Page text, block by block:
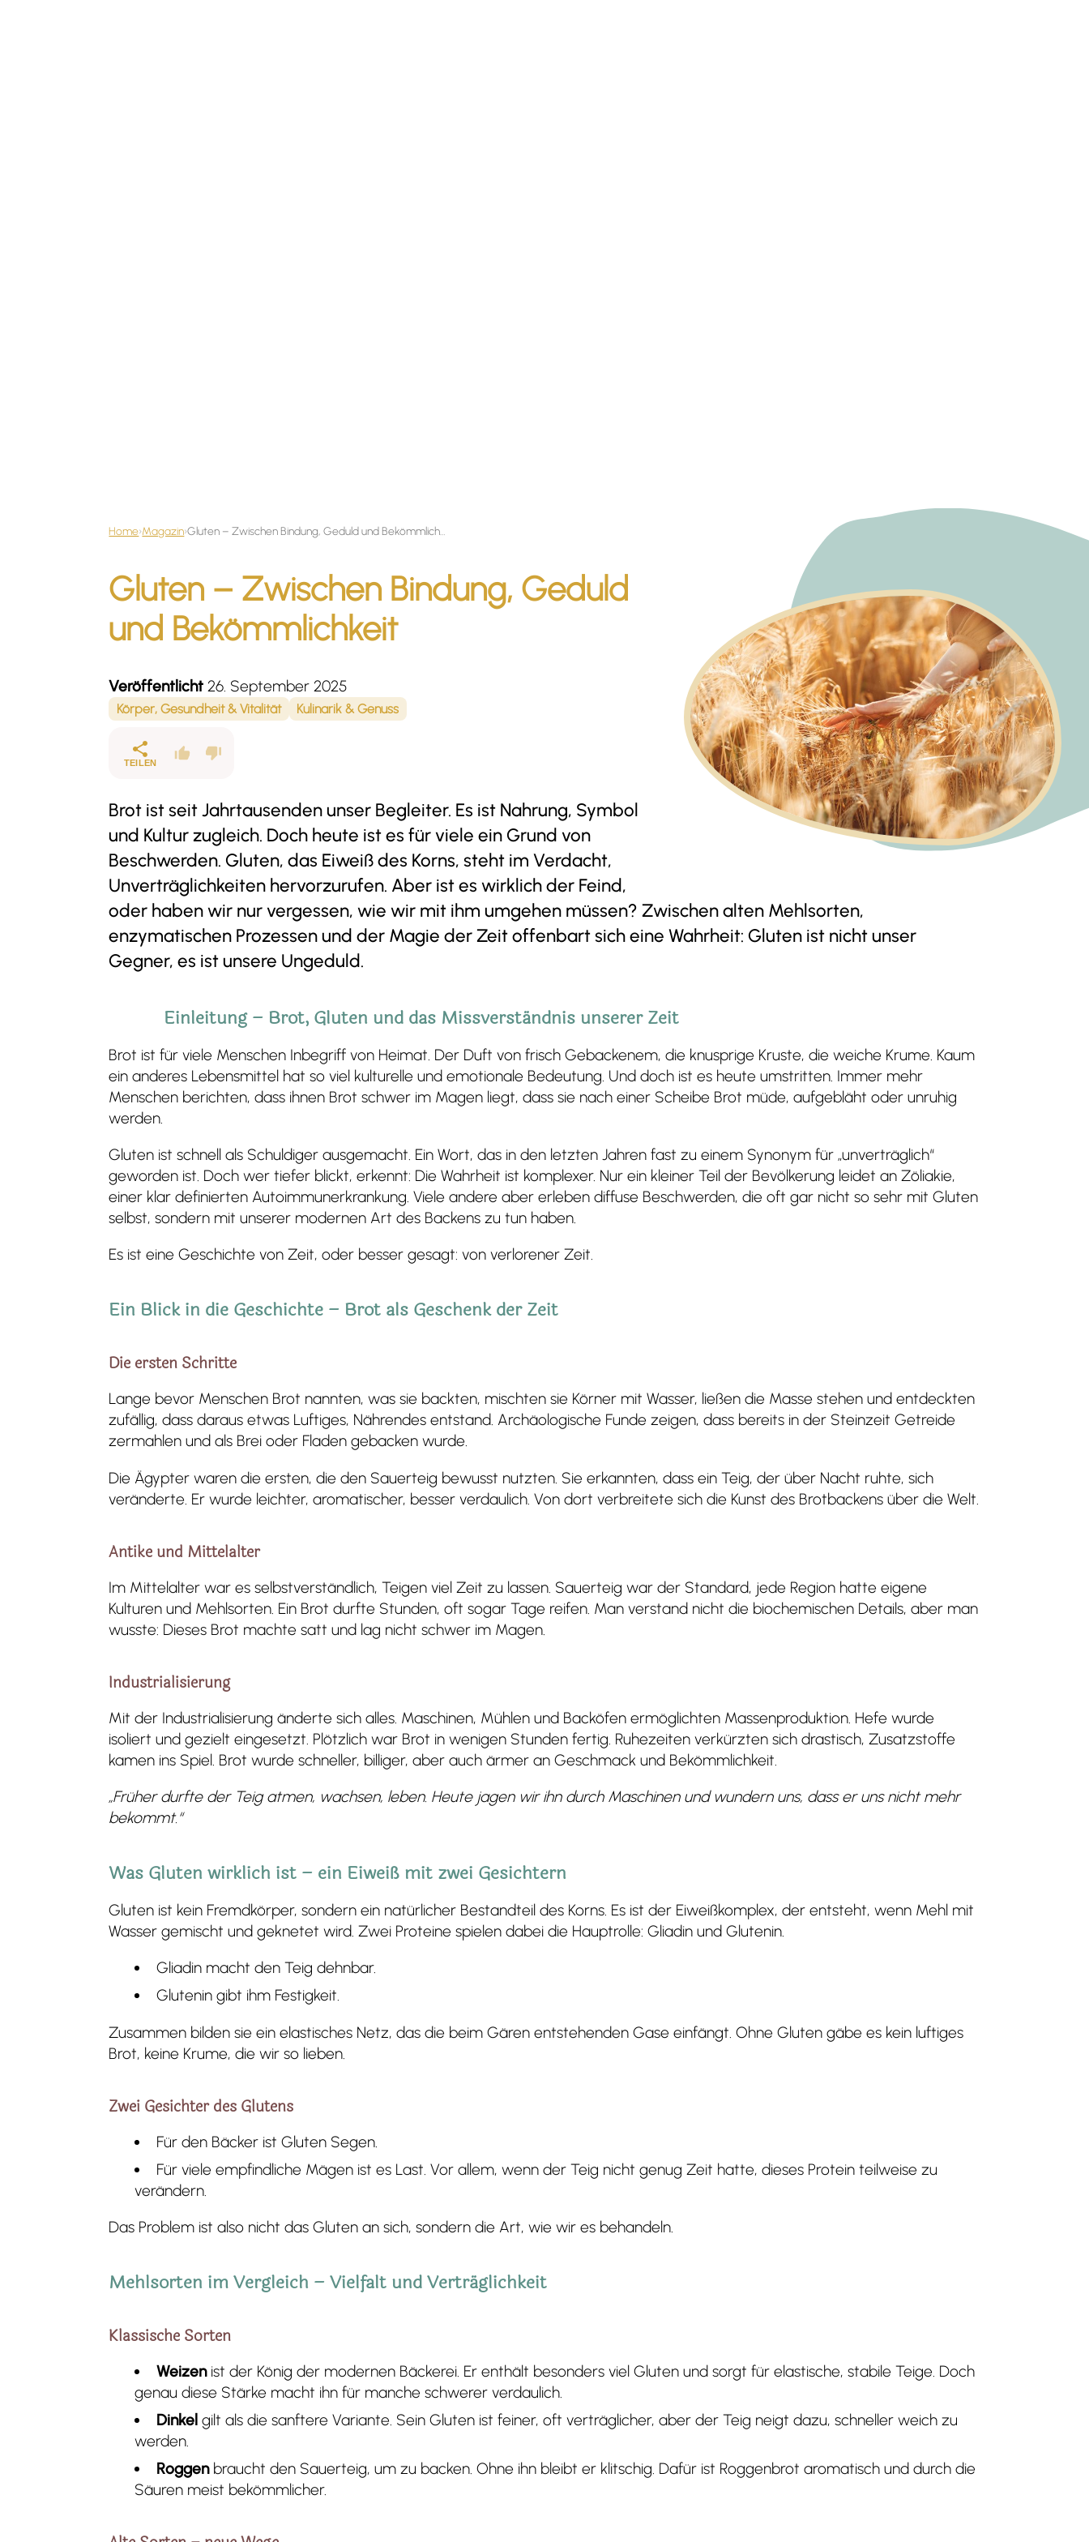
Home›Magazin›
Gluten – Zwischen Bindung, Geduld
und Bekömmlichkeit
Veröffentlicht 26. September 2025
Körper, Gesundheit & Vitalität Kulinarik & Genuss
TEILEN
Brot ist seit Jahrtausenden unser Begleiter. Es ist Nahrung, Symbol
und Kultur zugleich. Doch heute ist es für viele ein Grund von
Beschwerden. Gluten, das Eiweiß des Korns, steht im Verdacht,
Unverträglichkeiten hervorzurufen. Aber ist es wirklich der Feind,
oder haben wir nur vergessen, wie wir mit ihm umgehen müssen? Zwischen alten Mehlsorten,
enzymatischen Prozessen und der Magie der Zeit offenbart sich eine Wahrheit: Gluten ist nicht unser
Gegner, es ist unsere Ungeduld.
Einleitung – Brot, Gluten und das Missverständnis unserer Zeit
Brot ist für viele Menschen Inbegriff von Heimat. Der Duft von frisch Gebackenem, die knusprige Kruste, die weiche Krume. Kaum
ein anderes Lebensmittel hat so viel kulturelle und emotionale Bedeutung. Und doch ist es heute umstritten. Immer mehr
Menschen berichten, dass ihnen Brot schwer im Magen liegt, dass sie nach einer Scheibe Brot müde, aufgebläht oder unruhig
werden.
Gluten ist schnell als Schuldiger ausgemacht. Ein Wort, das in den letzten Jahren fast zu einem Synonym für „unverträglich“
geworden ist. Doch wer tiefer blickt, erkennt: Die Wahrheit ist komplexer. Nur ein kleiner Teil der Bevölkerung leidet an Zöliakie,
einer klar definierten Autoimmunerkrankung. Viele andere aber erleben diffuse Beschwerden, die oft gar nicht so sehr mit Gluten
selbst, sondern mit unserer modernen Art des Backens zu tun haben.
Es ist eine Geschichte von Zeit, oder besser gesagt: von verlorener Zeit.
Ein Blick in die Geschichte – Brot als Geschenk der Zeit
Die ersten Schritte
Lange bevor Menschen Brot nannten, was sie backten, mischten sie Körner mit Wasser, ließen die Masse stehen und entdeckten
zufällig, dass daraus etwas Luftiges, Nährendes entstand. Archäologische Funde zeigen, dass bereits in der Steinzeit Getreide
zermahlen und als Brei oder Fladen gebacken wurde.
Die Ägypter waren die ersten, die den Sauerteig bewusst nutzten. Sie erkannten, dass ein Teig, der über Nacht ruhte, sich
veränderte. Er wurde leichter, aromatischer, besser verdaulich. Von dort verbreitete sich die Kunst des Brotbackens über die Welt.
Antike und Mittelalter
Im Mittelalter war es selbstverständlich, Teigen viel Zeit zu lassen. Sauerteig war der Standard, jede Region hatte eigene
Kulturen und Mehlsorten. Ein Brot durfte Stunden, oft sogar Tage reifen. Man verstand nicht die biochemischen Details, aber man
wusste: Dieses Brot machte satt und lag nicht schwer im Magen.
Industrialisierung
Mit der Industrialisierung änderte sich alles. Maschinen, Mühlen und Backöfen ermöglichten Massenproduktion. Hefe wurde
isoliert und gezielt eingesetzt. Plötzlich war Brot in wenigen Stunden fertig. Ruhezeiten verkürzten sich drastisch, Zusatzstoffe
kamen ins Spiel. Brot wurde schneller, billiger, aber auch ärmer an Geschmack und Bekömmlichkeit.
„Früher durfte der Teig atmen, wachsen, leben. Heute jagen wir ihn durch Maschinen und wundern uns, dass er uns nicht mehr
bekommt.“
Was Gluten wirklich ist – ein Eiweiß mit zwei Gesichtern
Gluten ist kein Fremdkörper, sondern ein natürlicher Bestandteil des Korns. Es ist der Eiweißkomplex, der entsteht, wenn Mehl mit
Wasser gemischt und geknetet wird. Zwei Proteine spielen dabei die Hauptrolle: Gliadin und Glutenin.
Gliadin macht den Teig dehnbar.
Glutenin gibt ihm Festigkeit.
Zusammen bilden sie ein elastisches Netz, das die beim Gären entstehenden Gase einfängt. Ohne Gluten gäbe es kein luftiges
Brot, keine Krume, die wir so lieben.
Zwei Gesichter des Glutens
Für den Bäcker ist Gluten Segen.
Für viele empfindliche Mägen ist es Last. Vor allem, wenn der Teig nicht genug Zeit hatte, dieses Protein teilweise zu
verändern.
Das Problem ist also nicht das Gluten an sich, sondern die Art, wie wir es behandeln.
Mehlsorten im Vergleich – Vielfalt und Verträglichkeit
Klassische Sorten
Weizenist der König der modernen Bäckerei. Er enthält besonders viel Gluten und sorgt für elastische, stabile Teige. Doch
genau diese Stärke macht ihn für manche schwerer verdaulich.
Dinkel gilt als die sanftere Variante. Sein Gluten ist feiner, oft verträglicher, aber der Teig neigt dazu, schneller weich zu
werden.
Roggenbraucht den Sauerteig, um zu backen. Ohne ihn bleibt er klitschig. Dafür ist Roggenbrot aromatisch und durch die
Säuren meist bekömmlicher.